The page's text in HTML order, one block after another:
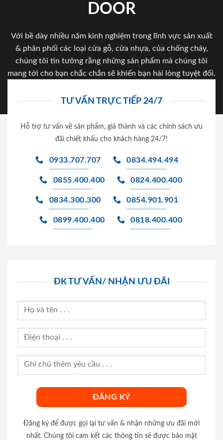
DOOR
Với bề dày nhiều năm kinh nghiệm trong lĩnh vực sản xuất
& phân phối các loại cửa gỗ, cửa nhựa, của chống cháy,
chúng tôi tin tưởng rằng những sản phẩm mà chúng tôi
mang tới cho bạn chắc chắn sẽ khiến bạn hài lòng tuyệt đối.
TƯ VẤN TRỰC TIẾP 24/7
Hỗ trợ tư vấn về sản phẩm, giá thành và các chính sách ưu
đãi chiết khấu cho khách hàng 24/7!
0933.707.707 0834.494.494
0855.400.400 0824.400.400
0834.300.300 0854.901.901
0899.400.400 0818.400.400
ĐK TƯ VẤN/ NHẬN ƯU ĐÃI
Đăng ký để được gọi lại tư vấn & nhận những ưu đãi mới
nhất. Chúng tôi cam kết các thông tin sẽ được bảo mật